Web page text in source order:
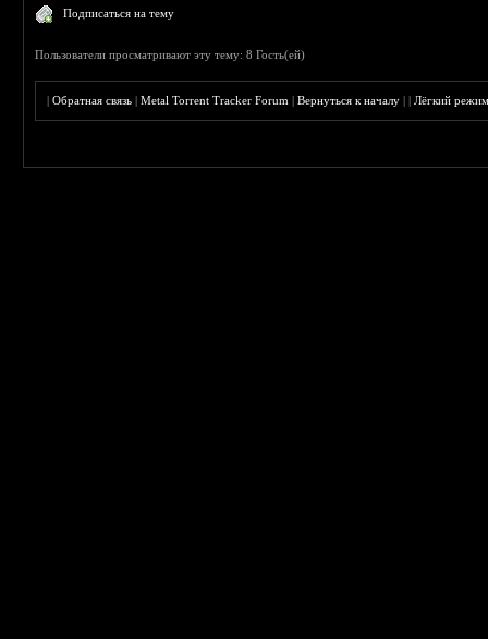
Подписаться на тему
Пользователи просматривают эту тему: 8 Гость(ей)
|Обратная связь |Metal Torrent Tracker Forum |Вернуться к началу ||Лёгкий